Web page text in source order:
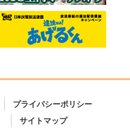
プライバシーポリシー
サイトマップ